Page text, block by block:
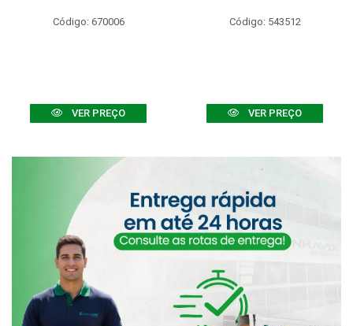
Código: 670006
VER PREÇO
Código: 543512
VER PREÇO